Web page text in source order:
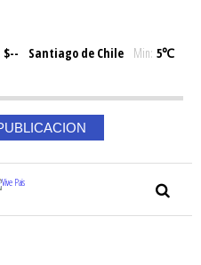
$-- Santiago de Chile Min: 5℃